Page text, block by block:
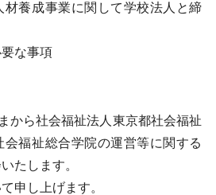
材養成事業に関して学校法人と締
要な事項
ら社会福祉法人東京都社会福祉
福祉総合学院の運営等に関する
たします。
申し上げます。